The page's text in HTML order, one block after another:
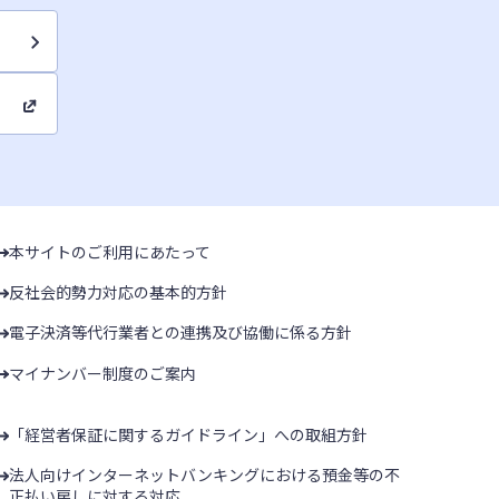
本サイトのご利用にあたって
反社会的勢力対応の基本的方針
電子決済等代行業者との連携及び協働に係る方針
マイナンバー制度のご案内
「経営者保証に関するガイドライン」への取組方針
法人向けインターネットバンキングにおける預金等の不